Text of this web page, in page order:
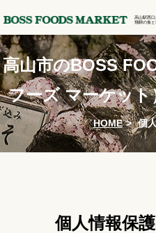
高山駅西
飛騨の食
高山市のBOSS
フーズ マーケッ
HOME > 個
個人情報保